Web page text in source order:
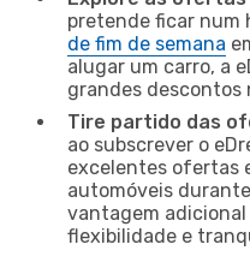
pretende ficar num
de fim de semana
alugar um carro, a
grandes descontos
Tire partido das
ao subscrever o
excelentes ofertas
automóveis
vantagem
flexibilidade e